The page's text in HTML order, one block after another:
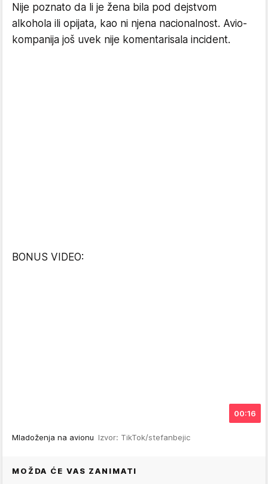
Nije poznato da li je žena bila pod dejstvom
alkohola ili opijata, kao ni njena nacionalnost. Avio-
kompanija još uvek nije komentarisala incident.
BONUS VIDEO:
00:16
Mladoženja na avionu Izvor: TikTok/stefanbejic
MOŽDA ĆE VAS ZANIMATI